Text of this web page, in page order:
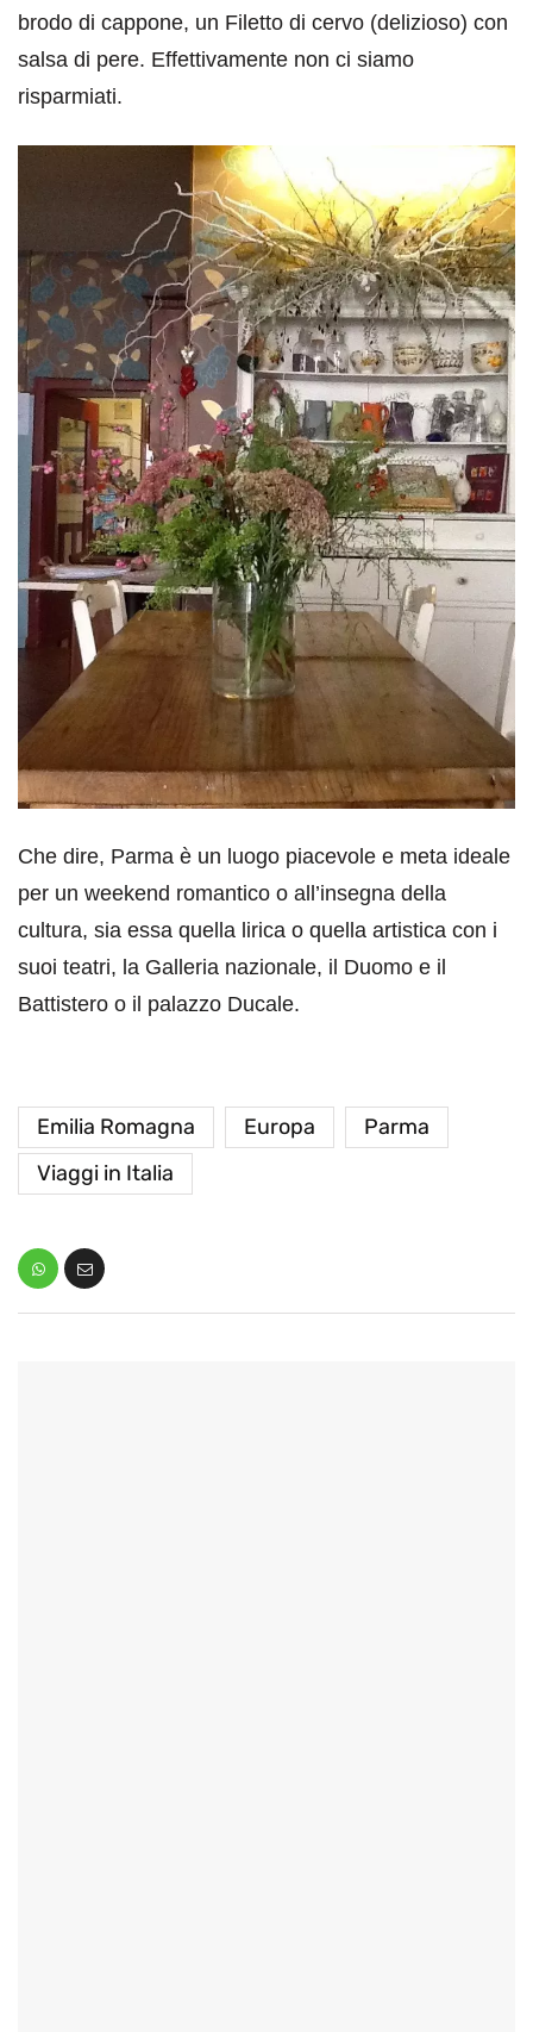
brodo di cappone, un Filetto di cervo (delizioso) con
salsa di pere. Effettivamente non ci siamo
risparmiati.
Che dire, Parma è un luogo piacevole e meta ideale
per un weekend romantico o all’insegna della
cultura, sia essa quella lirica o quella artistica con i
suoi teatri, la Galleria nazionale, il Duomo e il
Battistero o il palazzo Ducale.
Emilia Romagna Europa
Parma
Viaggi in Italia